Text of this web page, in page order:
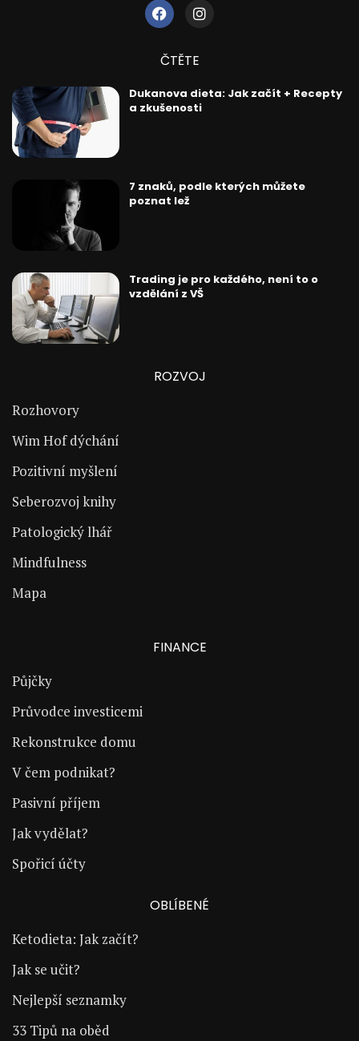
ČTĚTE
Dukanova dieta: Jak začít + Recepty
a zkušenosti
7 znaků, podle kterých můžete
poznat lež
Trading je pro každého, není to o
vzdělání z VŠ
ROZVOJ
Rozhovory
Wim Hof dýchání
Pozitivní myšlení
Seberozvoj knihy
Patologický lhář
Mindfulness
Mapa
FINANCE
Půjčky
Průvodce investicemi
Rekonstrukce domu
V čem podnikat?
Pasivní příjem
Jak vydělat?
Spořicí účty
OBLÍBENÉ
Ketodieta: Jak začít?
Jak se učit?
Nejlepší seznamky
33 Tipů na oběd